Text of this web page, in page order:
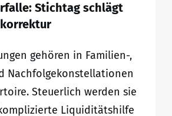
Stichtag schlägt
gehören in Familien-,
Nachfolgekonstellationen
Steuerlich werden sie
Liquiditätshilfe